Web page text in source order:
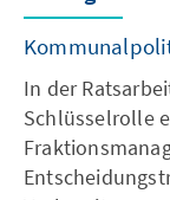
In der
Schlüsselrolle